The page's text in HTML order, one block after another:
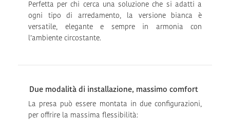
Perfetta per chi cerca una soluzione che si adatti a
ogni tipo di arredamento, la versione bianca è
versatile, elegante e sempre in armonia con
l’ambiente circostante.
Due modalità di installazione, massimo comfort
La presa può essere montata in due configurazioni,
per offrire la massima flessibilità: